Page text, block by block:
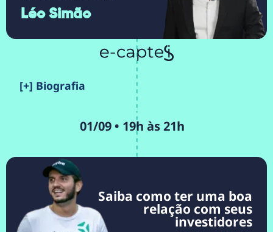
Léo Simão
[+] Biografia
01/09 • 19h às 21h
Saiba como ter uma boa
relação com seus
investidores